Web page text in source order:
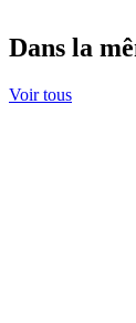
Dans la
Voir tous